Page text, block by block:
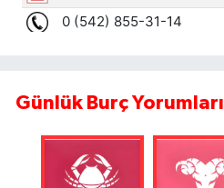
Günlük Burç Yorumları